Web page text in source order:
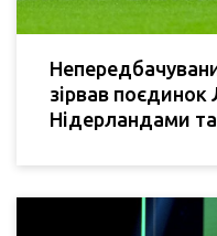
зірвав поєдинок
Нідерландами